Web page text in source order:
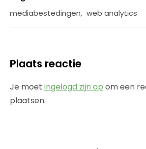
mediabestedingen, web analytics
Plaats reactie
Je moet ingelogd zijn op om een
plaatsen.